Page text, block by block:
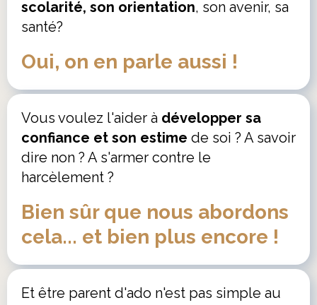
scolarité, son orientation, son avenir, sa
santé?
Oui, on en parle aussi !
Vous voulez l'aider à développer sa
confiance et son estime de soi ? A savoir
dire non ? A s'armer contre le
harcèlement ?
Bien sûr que nous abordons
cela... et bien plus encore !
Et être parent d'ado n'est pas simple au